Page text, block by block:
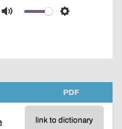
Mute Settings
PDF
link to dictionary